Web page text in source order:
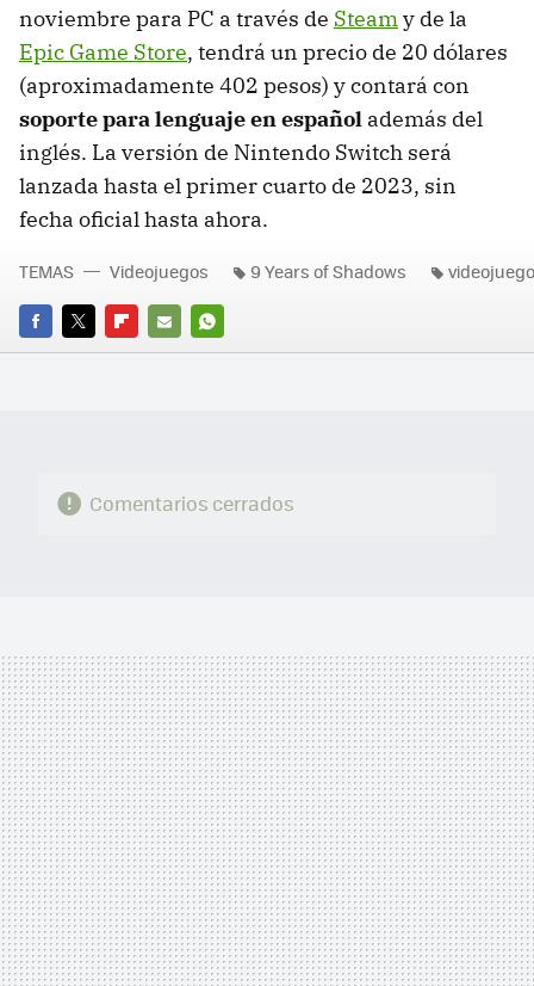
noviembre para PC a través de Steamy de la
Epic Game Store, tendrá un precio de 20 dólares
(aproximadamente 402 pesos) y contará con
soporte para lenguaje en español además del
inglés. La versión de Nintendo Switch será
lanzada hasta el primer cuarto de 2023, sin
fecha oficial hasta ahora.
FACEBOOK
TWITTERFLIPBOARD
E-
WHATSAPP
TEMAS Videojuegos 9 Years of Shadows
Comentarios cerrados